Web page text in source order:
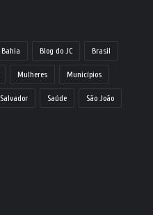
Bahia Blog do JC Brasil
Mulheres Municípios
Salvador Saúde São João